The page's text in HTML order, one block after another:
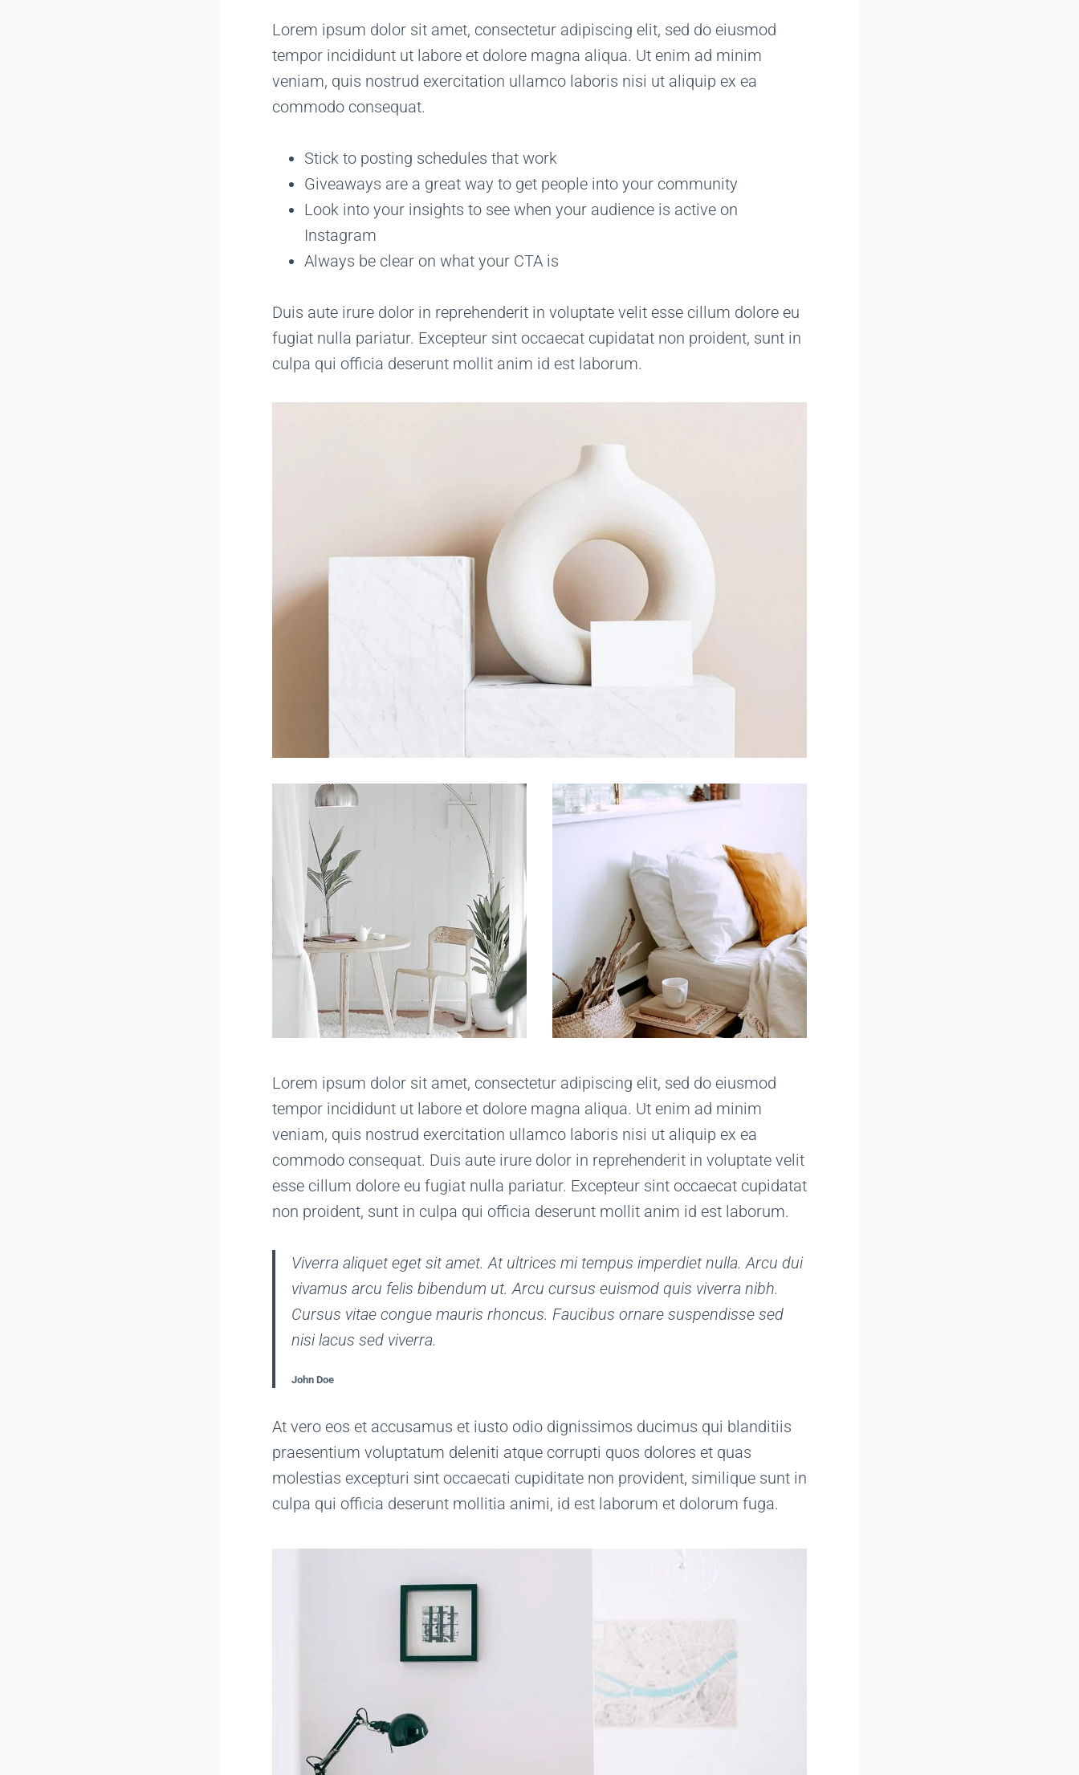
Lorem ipsum dolor sit amet, consectetur adipiscing elit, sed do eiusmod
tempor incididunt ut labore et dolore magna aliqua. Ut enim ad minim
veniam, quis nostrud exercitation ullamco laboris nisi ut aliquip ex ea
commodo consequat.
Stick to posting schedules that work
Giveaways are a great way to get people into your community
Look into your insights to see when your audience is active on
Instagram
Always be clear on what your CTA is
Duis aute irure dolor in reprehenderit in voluptate velit esse cillum dolore eu
fugiat nulla pariatur. Excepteur sint occaecat cupidatat non proident, sunt in
culpa qui officia deserunt mollit anim id est laborum.
Lorem ipsum dolor sit amet, consectetur adipiscing elit, sed do eiusmod
tempor incididunt ut labore et dolore magna aliqua. Ut enim ad minim
veniam, quis nostrud exercitation ullamco laboris nisi ut aliquip ex ea
commodo consequat. Duis aute irure dolor in reprehenderit in voluptate velit
esse cillum dolore eu fugiat nulla pariatur. Excepteur sint occaecat cupidatat
non proident, sunt in culpa qui officia deserunt mollit anim id est laborum.
Viverra aliquet eget sit amet. At ultrices mi tempus imperdiet nulla. Arcu dui
vivamus arcu felis bibendum ut. Arcu cursus euismod quis viverra nibh.
Cursus vitae congue mauris rhoncus. Faucibus ornare suspendisse sed
nisi lacus sed viverra.
John Doe
At vero eos et accusamus et iusto odio dignissimos ducimus qui blanditiis
praesentium voluptatum deleniti atque corrupti quos dolores et quas
molestias excepturi sint occaecati cupiditate non provident, similique sunt in
culpa qui officia deserunt mollitia animi, id est laborum et dolorum fuga.